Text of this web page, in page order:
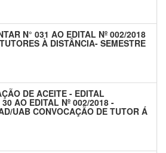
N° 031 AO EDITAL Nº 002/2018
À DISTÂNCIA- SEMESTRE
DE ACEITE - EDITAL
AO EDITAL Nº 002/2018 -
UAB CONVOCAÇÃO DE TUTOR Á